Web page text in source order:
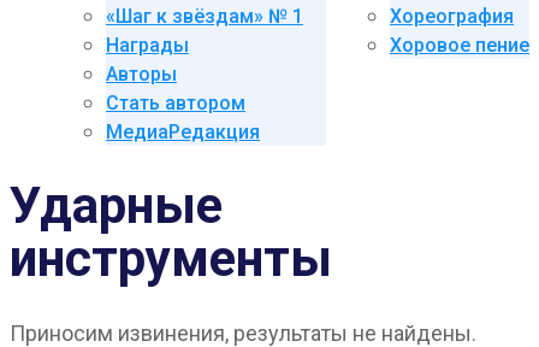
«Шаг к звёздам» № 1
Награды
Авторы
Стать автором
МедиаРедакция
Хореография
Хоровое пение
Ударные
инструменты
Приносим извинения, результаты не найдены.